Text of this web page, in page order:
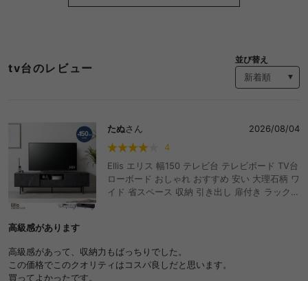
tv台のレビュー
並び替え
たぬさん
2026/08/04
4
Ellis エリス 幅150 テレビ台 テレビボード TV台
ローボード おしゃれ おすすめ 安い 大理石柄 ワ
イド 省スペース 収納 引き出し 扉付き ラック
高級感があります
高級感があって、収納力もばっちりでした。
この価格でこのクオリティはコスパ良しだと思います。
買ってよかったです。